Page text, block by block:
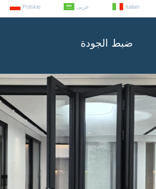
Italian عربى Polskie
ضبط الجودة